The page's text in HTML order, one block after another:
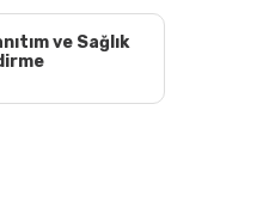
ve Sağlık